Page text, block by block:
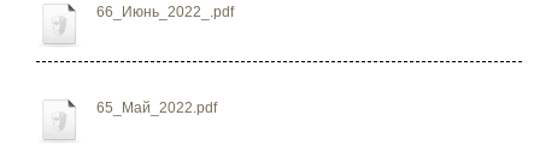
66_Июнь_2022_.pdf
65_Май_2022.pdf